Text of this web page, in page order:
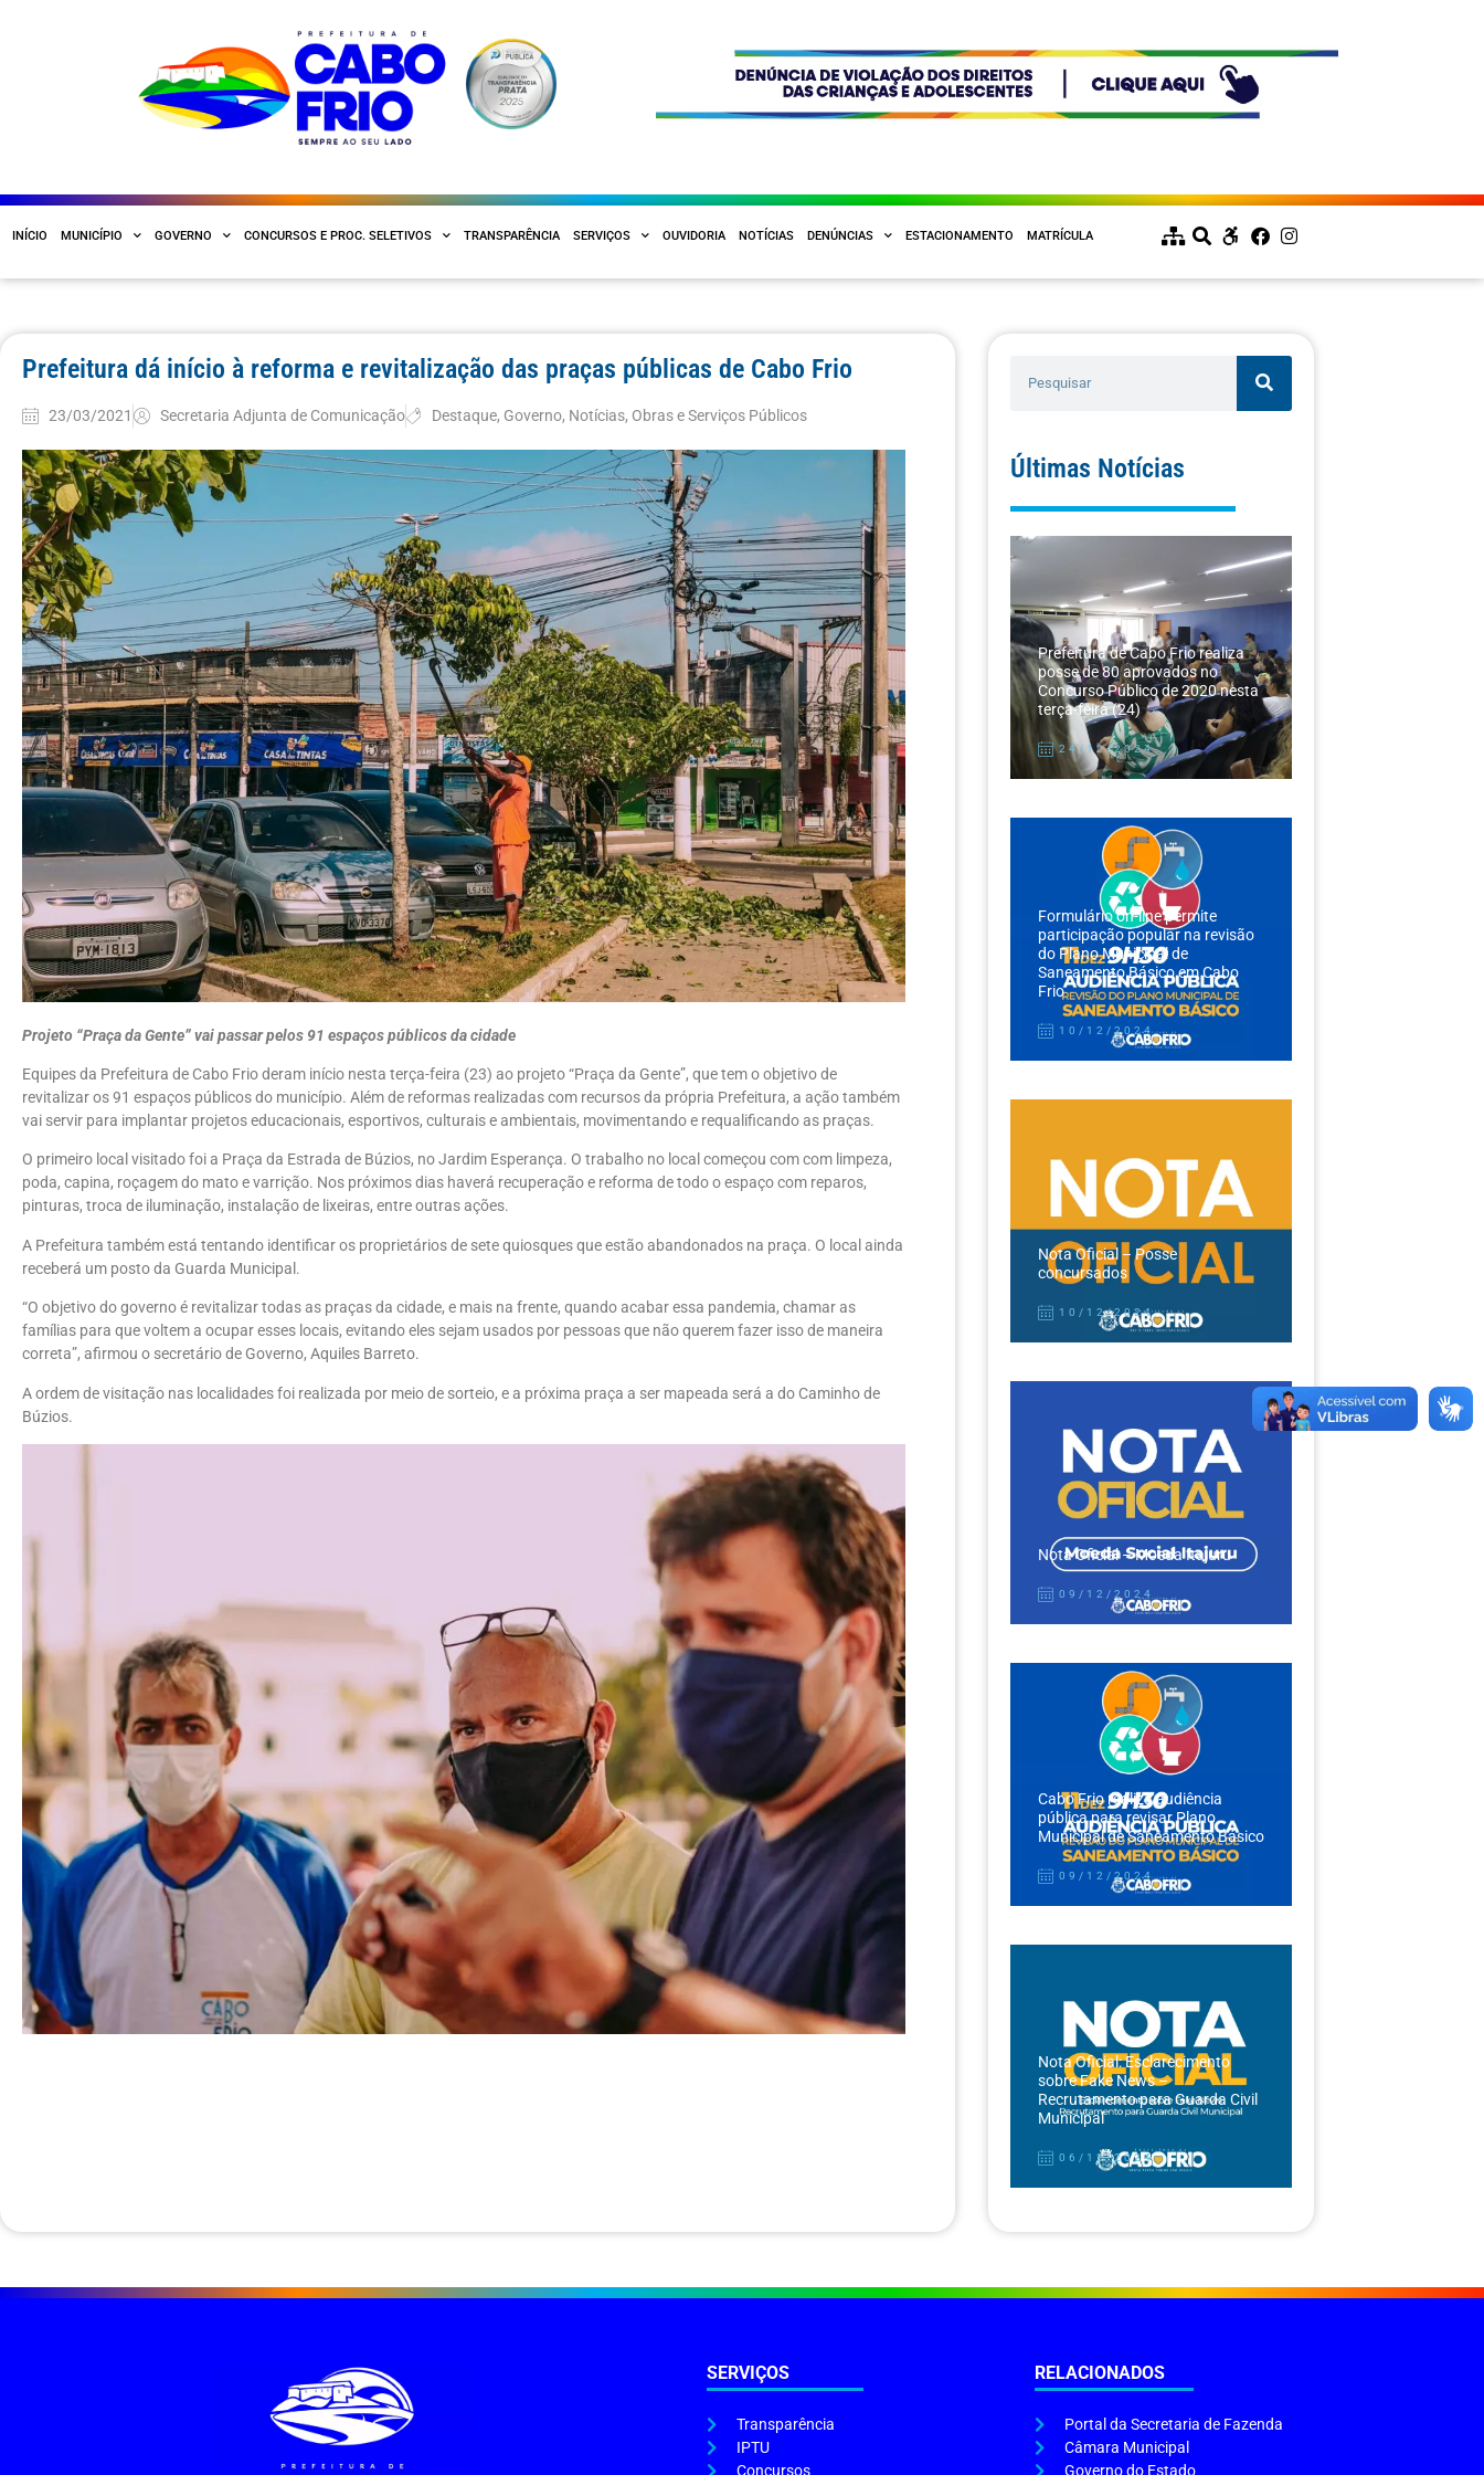
INÍCIO MUNICÍPIO GOVERNO CONCURSOS E PROC. SELETIVOS TRANSPARÊNCIA SERVIÇOS OUVIDORIA NOTÍCIAS DENÚNCIAS ESTACIONAMENTO MATRÍCULA
Prefeitura dá início à reforma e revitalização das praças públicas de Cabo Frio
23/03/2021 Secretaria Adjunta de Comunicação Destaque, Governo, Notícias, Obras e Serviços Públicos
Projeto “Praça da Gente” vai passar pelos 91 espaços públicos da cidade
Equipes da Prefeitura de Cabo Frio deram início nesta terça-feira (23) ao projeto “Praça da Gente”, que tem o objetivo de
revitalizar os 91 espaços públicos do município. Além de reformas realizadas com recursos da própria Prefeitura, a ação também
vai servir para implantar projetos educacionais, esportivos, culturais e ambientais, movimentando e requalificando as praças.
O primeiro local visitado foi a Praça da Estrada de Búzios, no Jardim Esperança. O trabalho no local começou com com limpeza,
poda, capina, roçagem do mato e varrição. Nos próximos dias haverá recuperação e reforma de todo o espaço com reparos,
pinturas, troca de iluminação, instalação de lixeiras, entre outras ações.
A Prefeitura também está tentando identificar os proprietários de sete quiosques que estão abandonados na praça. O local ainda
receberá um posto da Guarda Municipal.
“O objetivo do governo é revitalizar todas as praças da cidade, e mais na frente, quando acabar essa pandemia, chamar as
famílias para que voltem a ocupar esses locais, evitando eles sejam usados por pessoas que não querem fazer isso de maneira
correta”, afirmou o secretário de Governo, Aquiles Barreto.
A ordem de visitação nas localidades foi realizada por meio de sorteio, e a próxima praça a ser mapeada será a do Caminho de
Búzios.
Últimas Notícias
Prefeitura de Cabo Frio realiza
posse de 80 aprovados no
Concurso Público de 2020 nesta
terça-feira (24)
24/12/2024
Formulário on-line permite
participação popular na revisão
do Plano Municipal de
Saneamento Básico em Cabo
Frio
10/12/2024
Nota Oficial – Posse
concursados
10/12/2024
Nota Oficial – Moeda Itajuru
09/12/2024
Cabo Frio realiza audiência
pública para revisar Plano
Municipal de Saneamento Básico
09/12/2024
Nota Oficial: Esclarecimento
sobre Fake News –
Recrutamento para Guarda Civil
Municipal
06/12/2024
SERVIÇOS
Transparência
IPTU
Concursos
RELACIONADOS
Portal da Secretaria de Fazenda
Câmara Municipal
Governo do Estado